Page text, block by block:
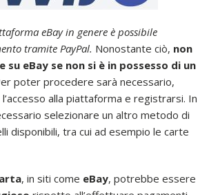
eBay in genere è possibile
tramite PayPal. Nonostante ciò, non
su eBay se non si è in possesso di un
poter procedere sarà necessario,
alla piattaforma e registrarsi. In
selezionare un altro metodo di
disponibili, tra cui ad esempio le carte
, in siti come eBay, potrebbe essere